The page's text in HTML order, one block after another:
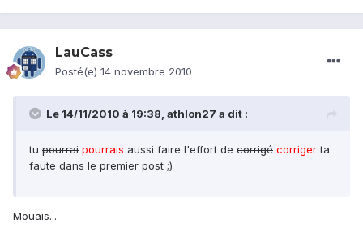
LauCass
Posté(e) 14 novembre 2010
Le 14/11/2010 à 19:38, athlon27 a dit :
tu pourrai pourrais aussi faire l'effort de corrigé corrigerta
faute dans le premier post ;)
Mouais...